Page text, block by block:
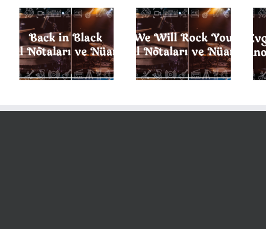
We Will Rock You Davul
Notaları ve Nüansları
Evgeny Grinko Vals
Piyano Notaları ve
Nüansları